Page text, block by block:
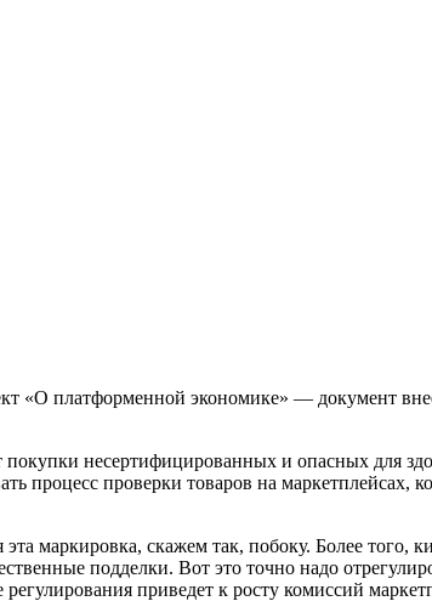
«О платформенной экономике» — документ
несертифицированных и опасных для
процесс проверки товаров на маркетплейсах,
маркировка, скажем так, побоку. Более того,
подделки. Вот это точно надо
приведет к росту комиссий